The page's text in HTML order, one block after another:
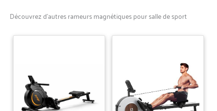
Compact
Découvrez d’autres rameurs magnétiques pour salle de sport